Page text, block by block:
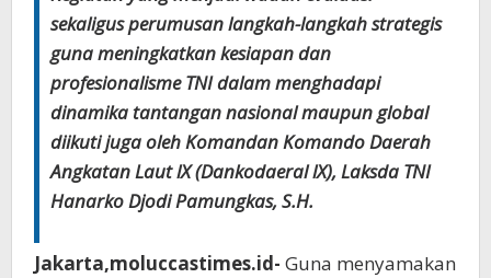
sekaligus perumusan langkah-langkah strategis
guna meningkatkan kesiapan dan
profesionalisme TNI dalam menghadapi
dinamika tantangan nasional maupun global
diikuti juga oleh Komandan Komando Daerah
Angkatan Laut lX (Dankodaeral lX), Laksda TNI
Hanarko Djodi Pamungkas, S.H.
Jakarta,moluccastimes.id- Guna menyamakan